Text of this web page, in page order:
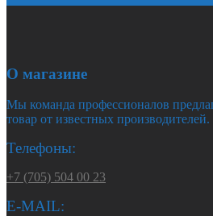
О магазине
Мы команда профессионалов
товар от известных производителей.
Телефоны:
+7 (705) 504 00 23
E-MAIL: